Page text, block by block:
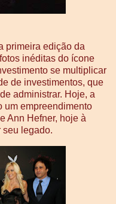
primeira edição da
inéditas do ícone
se multiplicar
de investimentos, que
administrar. Hoje, a
um empreendimento
Ann Hefner, hoje à
seu legado.